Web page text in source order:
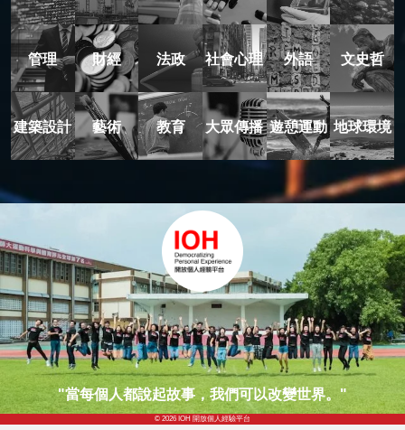
管理 財經 法政 社會心理 外語 文史哲
建築設計 藝術 教育 大眾傳播 遊憩運動 地球環境
"當每個人都說起故事，我們可以改變世界。"
© 2026 IOH 開放個人經驗平台